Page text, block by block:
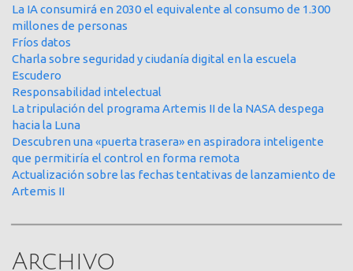
La IA consumirá en 2030 el equivalente al consumo de 1.300
millones de personas
Fríos datos
Charla sobre seguridad y ciudanía digital en la escuela
Escudero
Responsabilidad intelectual
La tripulación del programa Artemis II de la NASA despega
hacia la Luna
Descubren una «puerta trasera» en aspiradora inteligente
que permitiría el control en forma remota
Actualización sobre las fechas tentativas de lanzamiento de
Artemis II
Archivo